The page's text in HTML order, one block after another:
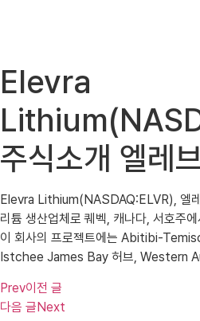
Elevra
주식소개 엘레
Elevra Lithium(NASDAQ:ELVR), 엘레
리튬 생산업체로 퀘벡, 캐나다, 서호주
이 회사의 프로젝트에는 Abitibi-
Istchee James Bay 허브, Western
Prev이전 글
다음 글Next